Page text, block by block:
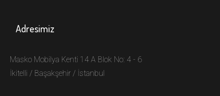
Adresimiz
Masko Mobilya Kenti 14 A Blok No: 4 - 6
İkitelli / Başakşehir / İstanbul